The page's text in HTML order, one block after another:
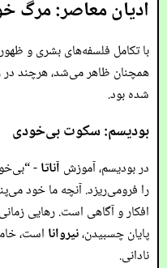
ادیان معاصر: مرگ
با تکامل فلسفه‌های بشری و
همچنان ظاهر می‌شد، هرچند در
شده بود.
بودیسم: سکوت بی‌خودی
در بودیسم، آموزش آناتا-
را فرومی‌ریزد. آنچه ما خود
افکار و آگاهی است. رهایی
پایان چسبیدن،نیروانا است،
نادانی.